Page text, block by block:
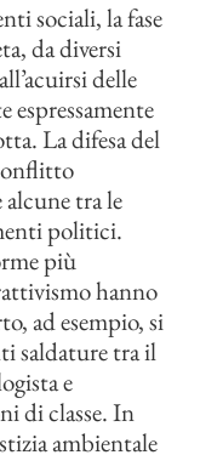
sociali, la fase
da diversi
delle
espressamente
La difesa del
tra le
politici.
più
hanno
ad esempio, si
saldature tra il
e
di classe. In
ambientale